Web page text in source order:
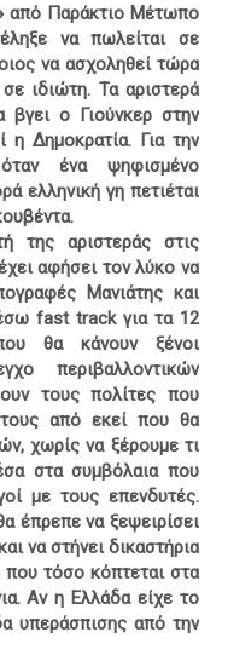
από Παράκτιο Μέτωπο
να πωλείται σε
να ασχοληθεί τώρα
ιδιώτη. Τα αριστερά
βγει ο Γιούνκερ στην
η Δημοκρατία. Για την
ένα ψηφισμένο
ελληνική γη πετιέται
της αριστεράς στις
αφήσει τον λύκο να
Μανιάτης και
fast track για τα 12
θα κάνουν ξένοι
περιβαλλοντικών
τους πολίτες που
τους από εκεί που θα
χωρίς να ξέρουμε τι
στα συμβόλαια που
με τους επενδυτές.
έπρεπε να ξεψειρίσει
να στήνει δικαστήρια
τόσο κόπτεται στα
Αν η Ελλάδα είχε το
υπεράσπισης από την